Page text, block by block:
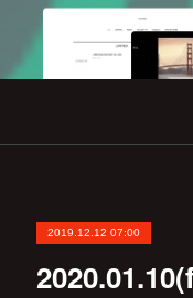
2019.12.12 07:00